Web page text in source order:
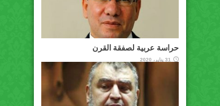
حراسة عربية لصفقة القرن
31 يناير، 2020